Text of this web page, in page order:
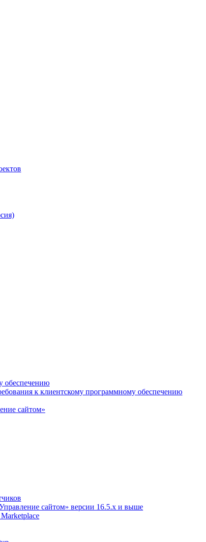
обеспечению
к клиентскому программному обеспечению
сайтом»
сайтом» версии 16.5.х и выше